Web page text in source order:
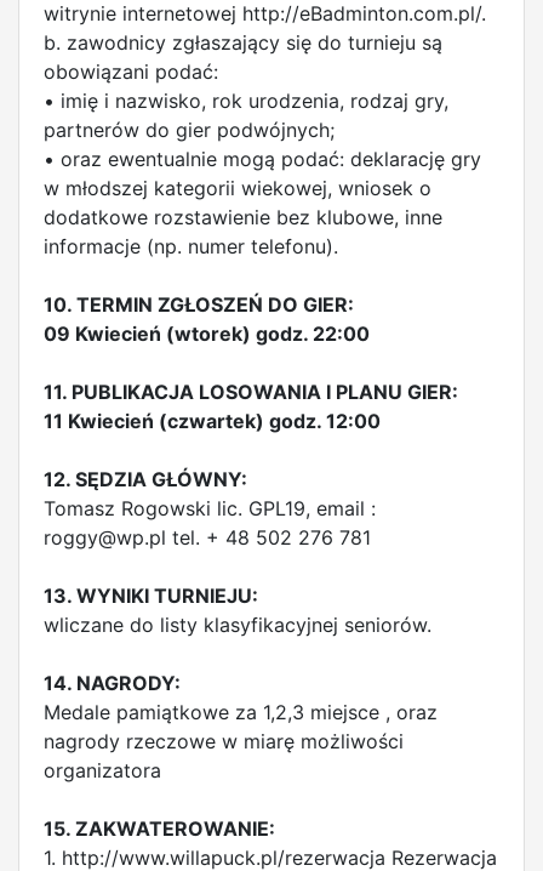
witrynie internetowej http://eBadminton.com.pl/.
b. zawodnicy zgłaszający się do turnieju są
obowiązani podać:
• imię i nazwisko, rok urodzenia, rodzaj gry,
partnerów do gier podwójnych;
• oraz ewentualnie mogą podać: deklarację gry
w młodszej kategorii wiekowej, wniosek o
dodatkowe rozstawienie bez klubowe, inne
informacje (np. numer telefonu).
10. TERMIN ZGŁOSZEŃ DO GIER:
09 Kwiecień (wtorek) godz. 22:00
11. PUBLIKACJA LOSOWANIA I PLANU GIER:
11 Kwiecień (czwartek) godz. 12:00
12. SĘDZIA GŁÓWNY:
Tomasz Rogowski lic. GPL19, email :
roggy@wp.pl tel. + 48 502 276 781
13. WYNIKI TURNIEJU:
wliczane do listy klasyfikacyjnej seniorów.
14. NAGRODY:
Medale pamiątkowe za 1,2,3 miejsce , oraz
nagrody rzeczowe w miarę możliwości
organizatora
15. ZAKWATEROWANIE:
1. http://www.willapuck.pl/rezerwacja Rezerwacja